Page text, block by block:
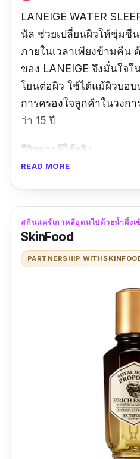
LANEIGE WATER
นัล ช่วยเปลี่ยนผิวให้ชุ่มชื่
ภายในเวลาเพียงข้ามคืน
ของ LANEIGE จึงมั่นใจ
โยนต่อผิว ใช้ได้แม้ผิวบอ
การครองใจลูกค้าในวงก
ว่า 15 ปี
รีวิวจากผู้ใช้จริง
จะได้เอาไปลองใช้ ถ้า
ใช้ Water Sleeping
ใช้แล้วหน้านุ่มชุ่มชื้นม
% เมื่อซื้อกับร้าน
READ MORE
สกินแคร์เกาหลีอุดมไปด้วยน้ำผึ้ง
SkinFood
PARTNERSHIP WITH